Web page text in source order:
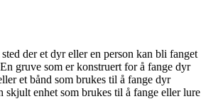
der et dyr eller en person kan bli fanget
En gruve som er konstruert for å fange dyr
et bånd som brukes til å fange dyr
skjult enhet som brukes til å fange eller lure